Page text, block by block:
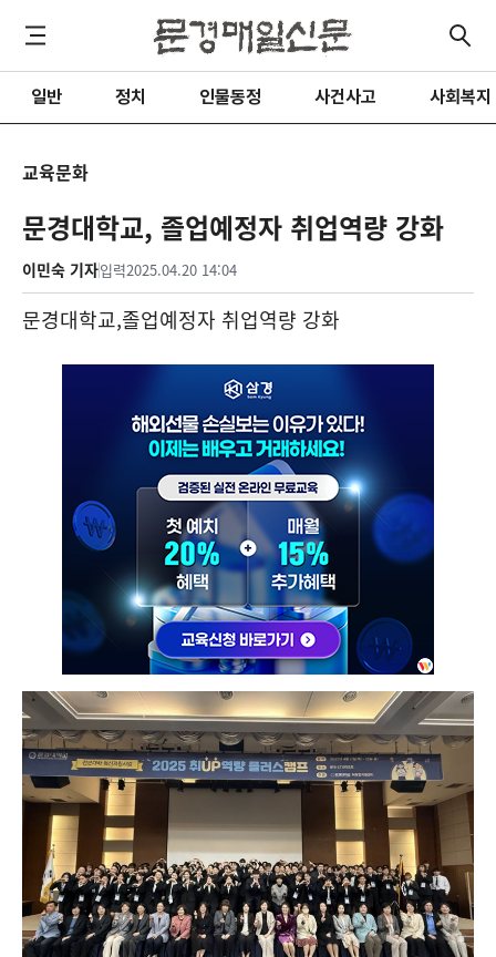
일반 정치 인물동정 사건사고 사회복지
교육문화
문경대학교, 졸업예정자 취업역량 강화
이민숙 기자입력2025.04.20 14:04
문경대학교,졸업예정자 취업역량 강화